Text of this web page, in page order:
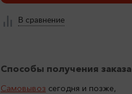
В сравнение
Способы получения заказа
Самовывоз сегодня и позже,